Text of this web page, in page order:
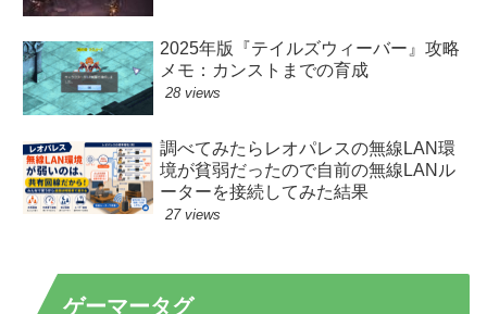
2025年版『テイルズウィーバー』攻略
メモ：カンストまでの育成
28 views
調べてみたらレオパレスの無線LAN環
境が貧弱だったので自前の無線LANル
ーターを接続してみた結果
27 views
ゲーマータグ